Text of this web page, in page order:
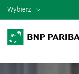
Wybierz